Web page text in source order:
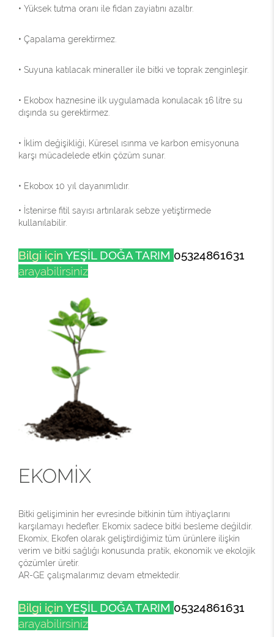
• Yüksek tutma oranı ile fidan zayiatını azaltır.
• Çapalama gerektirmez.
• Suyuna katılacak mineraller ile bitki ve toprak zenginleşir.
• Ekobox haznesine ilk uygulamada konulacak 16 litre su
dışında su gerektirmez.
• İklim değişikliği, Küresel ısınma ve karbon emisyonuna
karşı mücadelede etkin çözüm sunar.
• Ekobox 10 yıl dayanımlıdır.
• İstenirse fitil sayısı artırılarak sebze yetiştirmede
kullanılabilir.
Bilgi için YEŞİL DOĞA TARIM 05324861631
arayabilirsiniz
EKOMİX
Bitki gelişiminin her evresinde bitkinin tüm ihtiyaçlarını
karşılamayı hedefler. Ekomix sadece bitki besleme değildir.
Ekomix, Ekofen olarak geliştirdiğimiz tüm ürünlere ilişkin
verim ve bitki sağlığı konusunda pratik, ekonomik ve ekolojik
çözümler üretir.
AR-GE çalışmalarımız devam etmektedir.
Bilgi için YEŞİL DOĞA TARIM 05324861631
arayabilirsiniz